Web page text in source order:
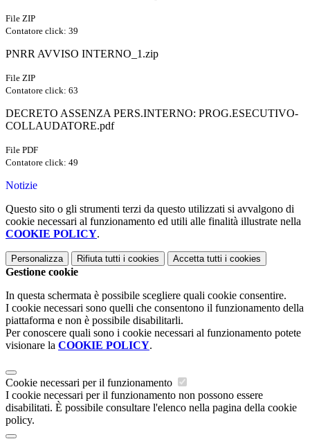
File ZIP
Contatore click: 39
PNRR AVVISO INTERNO_1.zip
File ZIP
Contatore click: 63
DECRETO ASSENZA PERS.INTERNO: PROG.ESECUTIVO-
COLLAUDATORE.pdf
File PDF
Contatore click: 49
Notizie
Questo sito o gli strumenti terzi da questo utilizzati si avvalgono di
cookie necessari al funzionamento ed utili alle finalità illustrate nella
COOKIE POLICY.
Personalizza Rifiuta tutti i cookies Accetta tutti i cookies
Gestione cookie
In questa schermata è possibile scegliere quali cookie consentire.
I cookie necessari sono quelli che consentono il funzionamento della
piattaforma e non è possibile disabilitarli.
Per conoscere quali sono i cookie necessari al funzionamento potete
visionare la COOKIE POLICY.
Cookie necessari per il funzionamento
I cookie necessari per il funzionamento non possono essere
disabilitati. È possibile consultare l'elenco nella pagina della cookie
policy.